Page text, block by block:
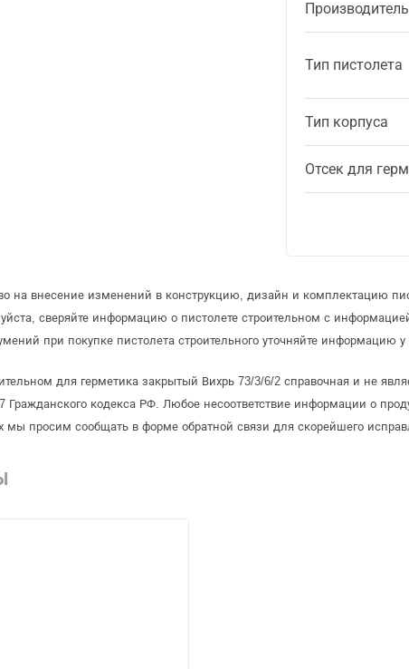
Производитель
Тип пистолета
Тип корпуса
Отсек для
на внесение изменений в конструкцию, дизайн и комплектацию
сверяйте информацию о пистолете строительном с
при покупке пистолета строительного уточняйте информацию у
для герметика закрытый Вихрь 73/3/6/2 справочная и не
кодекса РФ. Любое несоответствие информации о
мы просим сообщать в форме обратной связи для скорейшего